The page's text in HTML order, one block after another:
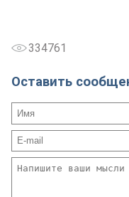
334761
Оставить